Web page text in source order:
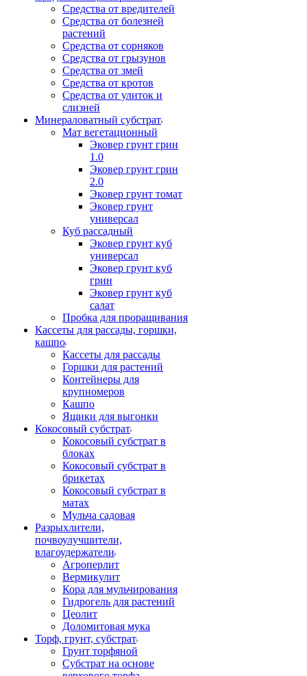
Средства от вредителей
Средства от болезней
растений
Средства от сорняков
Средства от грызунов
Средства от змей
Средства от кротов
Средства от улиток и
слизней
Минераловатный субстрат
Мат вегетационный
Эковер грунт грин
1.0
Эковер грунт грин
2.0
Эковер грунт томат
Эковер грунт
универсал
Куб рассадный
Эковер грунт куб
универсал
Эковер грунт куб
грин
Эковер грунт куб
салат
Пробка для проращивания
Кассеты для рассады, горшки,
кашпо
Кассеты для рассады
Горшки для растений
Контейнеры для
крупномеров
Кашпо
Ящики для выгонки
Кокосовый субстрат
Кокосовый субстрат в
блоках
Кокосовый субстрат в
брикетах
Кокосовый субстрат в
матах
Мульча садовая
Разрыхлители,
почвоулучшители,
влагоудержатели
Агроперлит
Вермикулит
Кора для мульчирования
Гидрогель для растений
Цеолит
Доломитовая мука
Торф, грунт, субстрат
Грунт торфяной
Субстрат на основе